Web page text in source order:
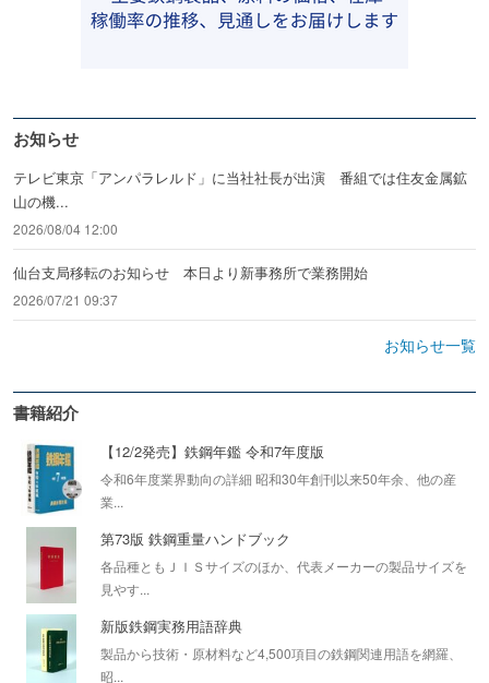
お知らせ
テレビ東京「アンパラレルド」に当社社長が出演 番組では住友金属鉱
山の機...
2026/08/04 12:00
仙台支局移転のお知らせ 本日より新事務所で業務開始
2026/07/21 09:37
お知らせ一覧
書籍紹介
【12/2発売】鉄鋼年鑑 令和7年度版
令和6年度業界動向の詳細 昭和30年創刊以来50年余、他の産
業...
第73版 鉄鋼重量ハンドブック
各品種ともＪＩＳサイズのほか、代表メーカーの製品サイズを
見やす...
新版鉄鋼実務用語辞典
製品から技術・原材料など4,500項目の鉄鋼関連用語を網羅、
昭...